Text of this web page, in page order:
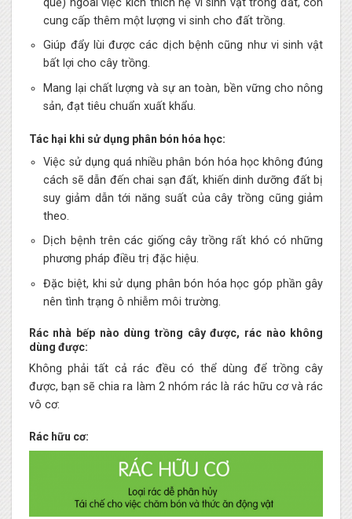
cung cấp thêm một lượng vi sinh cho đất trồng.
Giúp đẩy lùi được các dịch bệnh cũng như vi sinh vật
bất lợi cho cây trồng.
Mang lại chất lượng và sự an toàn, bền vững cho nông
sản, đạt tiêu chuẩn xuất khẩu.
Tác hại khi sử dụng phân bón hóa học:
Việc sử dụng quá nhiều phân bón hóa học không đúng
cách sẽ dẫn đến chai sạn đất, khiến dinh dưỡng đất bị
suy giảm dẫn tới năng suất của cây trồng cũng giảm
theo.
Dịch bệnh trên các giống cây trồng rất khó có những
phương pháp điều trị đặc hiệu.
Đặc biệt, khi sử dụng phân bón hóa học góp phần gây
nên tình trạng ô nhiễm môi trường.
Rác nhà bếp nào dùng trồng cây được, rác nào không
dùng được:
Không phải tất cả rác đều có thể dùng để trồng cây
được, bạn sẽ chia ra làm 2 nhóm rác là rác hữu cơ và rác
vô cơ:
Rác hữu cơ: